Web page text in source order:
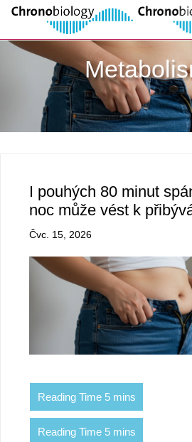
I pouhých 80 minut
noc může vést k
Čvc. 15, 2026